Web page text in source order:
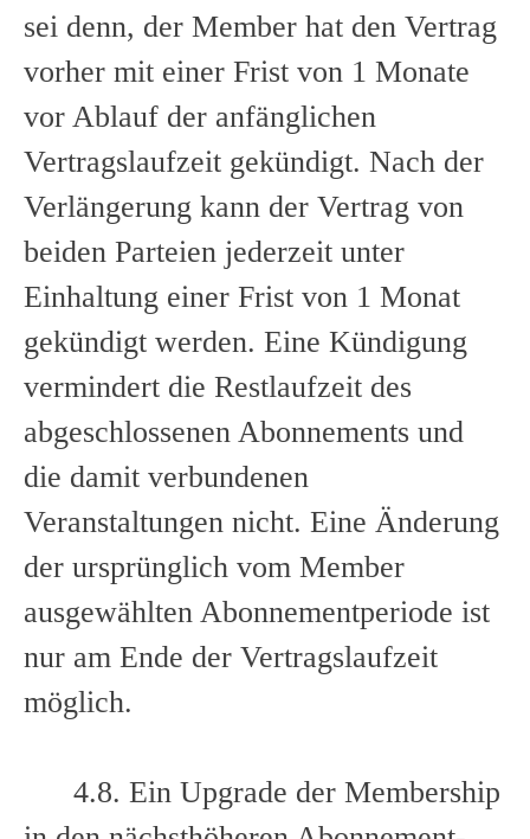
sei denn, der Member hat den Vertrag
vorher mit einer Frist von 1 Monate
vor Ablauf der anfänglichen
Vertragslaufzeit gekündigt. Nach der
Verlängerung kann der Vertrag von
beiden Parteien jederzeit unter
Einhaltung einer Frist von 1 Monat
gekündigt werden. Eine Kündigung
vermindert die Restlaufzeit des
abgeschlossenen Abonnements und
die damit verbundenen
Veranstaltungen nicht. Eine Änderung
der ursprünglich vom Member
ausgewählten Abonnementperiode ist
nur am Ende der Vertragslaufzeit
möglich.
4.8. Ein Upgrade der Membership